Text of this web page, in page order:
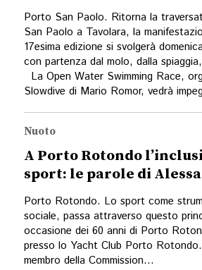
Porto San Paolo. Ritorna la
San Paolo a Tavolara, la
17esima edizione si svolgerà
con partenza dal molo, dalla
La Open Water Swimming Race,
Slowdive di Mario Romor, vedrà
Nuoto
A Porto Rotondo
sport: le parole di
Porto Rotondo. Lo sport come
sociale, passa attraverso questo
occasione dei 60 anni di Porto
presso lo Yacht Club Porto
membro della Commission...